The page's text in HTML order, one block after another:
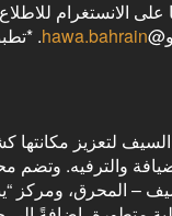
على الانستغرام
hawa.bahrain
.
شركة عقارات السيف
والترفيه.
المحرق، ومركز